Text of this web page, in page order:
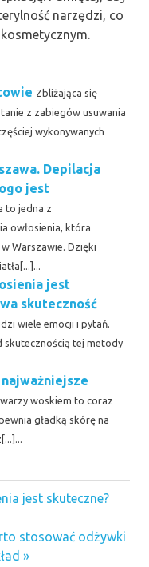
narzędzi, co
Zbliżająca się
z zabiegów usuwania
wykonywanych
Depilacja
jest
to jedna z
owłosienia, która
Warszawie. Dzięki
jest
skuteczność
wiele emocji i pytań.
skutecznością tej metody
woskiem to coraz
gładką skórę na
jest skuteczne?
stosować odżywki